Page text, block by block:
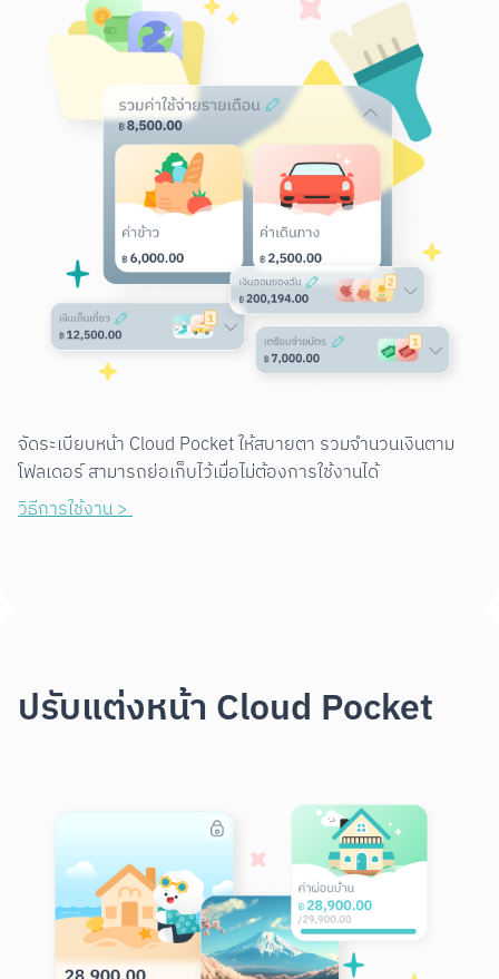
จัดระเบียบหน้า Cloud Pocket ให้สบายตา รวมจำนวนเงินตาม
โฟลเดอร์ สามารถย่อเก็บไว้เมื่อไม่ต้องการใช้งานได้
วิธีการใช้งาน >
ปรับแต่งหน้า Cloud Pocket